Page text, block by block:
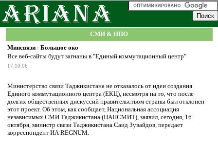
СМИ & НПО
Минсвязи - Большое око
Все веб-сайты будут загнаны в "Единый коммутационный центр"
17.10.06
Министерство связи Таджикистана не отказалось от идеи создания
Единого коммутационного центра (ЕКЦ), несмотря на то, что после
долгих общественных дискуссий правительством страны был отклонен
этот проект. Об этом, как сообщает, Национальная ассоциация
независимых СМИ Таджикистана (НАНСМИТ), заявил, сегодня, 16
октября, министр связи Таджикистана Саид Зувайдов, передает
корреспондент ИА REGNUM.